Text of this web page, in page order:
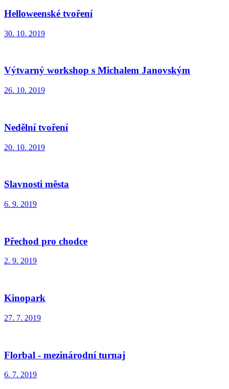
2. 11. 2019
30. 10. 2019
26. 10. 2019